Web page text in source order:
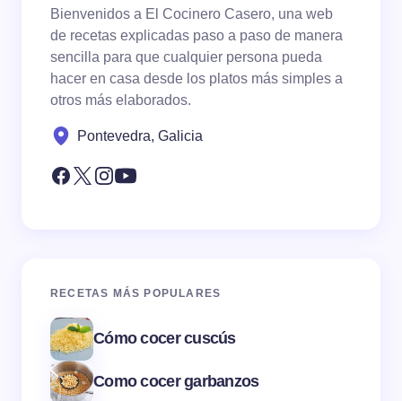
Bienvenidos a El Cocinero Casero, una web
de recetas explicadas paso a paso de manera
sencilla para que cualquier persona pueda
hacer en casa desde los platos más simples a
otros más elaborados.
Pontevedra, Galicia
RECETAS MÁS POPULARES
Cómo cocer cuscús
Como cocer garbanzos